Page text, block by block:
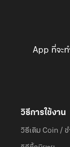
App ที่จะ
วิธีการใช้งาน
วิธีเติม Coin / ช